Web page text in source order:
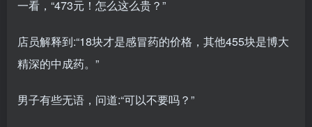
一看，“473元！怎么这么贵？”
店员解释到:“18块才是感冒药的价格，其他455块是博大
精深的中成药。”
男子有些无语，问道:“可以不要吗？”